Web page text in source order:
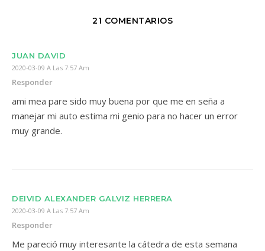
21 COMENTARIOS
JUAN DAVID
2020-03-09 A Las 7:57 Am
Responder
ami mea pare sido muy buena por que me en seña a
manejar mi auto estima mi genio para no hacer un error
muy grande.
DEIVID ALEXANDER GALVIZ HERRERA
2020-03-09 A Las 7:57 Am
Responder
Me pareció muy interesante la cátedra de esta semana